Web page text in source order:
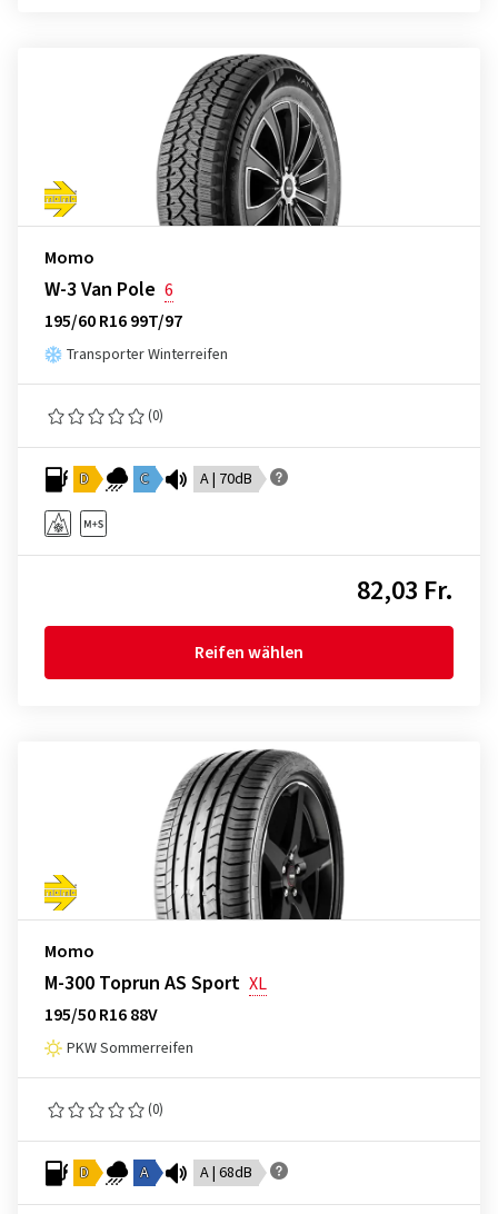
Momo
W-3 Van Pole 6
195/60 R16 99T/97
Transporter Winterreifen
(0)
D C A | 70dB
82,03 Fr.
Reifen wählen
Momo
M-300 Toprun AS Sport XL
195/50 R16 88V
PKW Sommerreifen
(0)
D A A | 68dB